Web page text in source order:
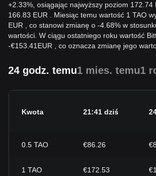
+2.33%, osiągając najwyższy poziom 172.74
166.83 EUR . Miesiąc temu wartość 1 TAO
EUR , co stanowi zmianę o -4.68% w
wartości. W ciągu ostatniego roku wartość
-€153.41 EUR , co oznacza zmianę jego
24 godz. temu1 mies. temu1
Kwota 21:41 dziś
0.5 TAO €86.26
1 TAO €172.53